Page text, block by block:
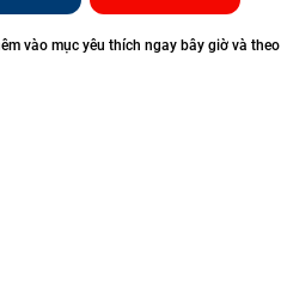
vào mục yêu thích ngay bây giờ và theo